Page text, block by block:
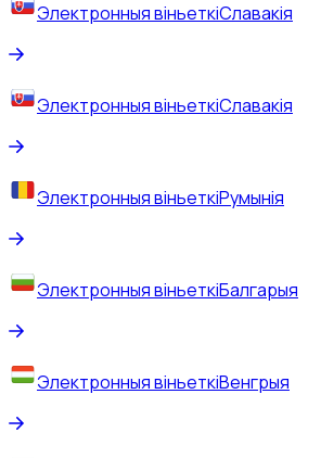
Электронныя віньеткіСлавакія
Электронныя віньеткіСлавакія
Электронныя віньеткіРумынія
Электронныя віньеткіБалгарыя
Электронныя віньеткіВенгрыя